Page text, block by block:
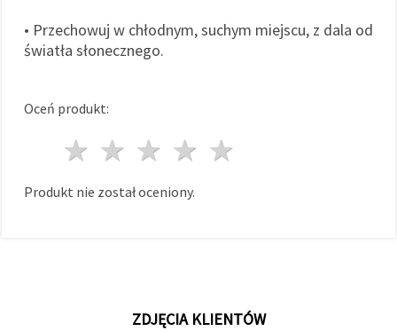
• Przechowuj w chłodnym, suchym miejscu, z dala od
światła słonecznego.
Oceń produkt:
4 gwiazdy
3 gwiazdy
2 gwiazdy
1 gwiazda
Produkt nie został oceniony.
ZDJĘCIA KLIENTÓW